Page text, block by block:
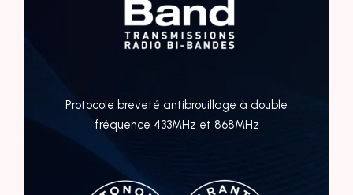
Protocole breveté antibrouillage à double
fréquence 433MHz et 868MHz